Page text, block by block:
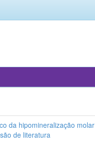
da hipomineralização molar
de literatura